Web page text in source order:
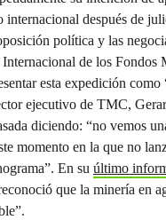
después de
política y las
de los Fondos
esta expedición como
ejecutivo de TMC,
diciendo: “no vemos
momento en la que no
En su último
que la minería en